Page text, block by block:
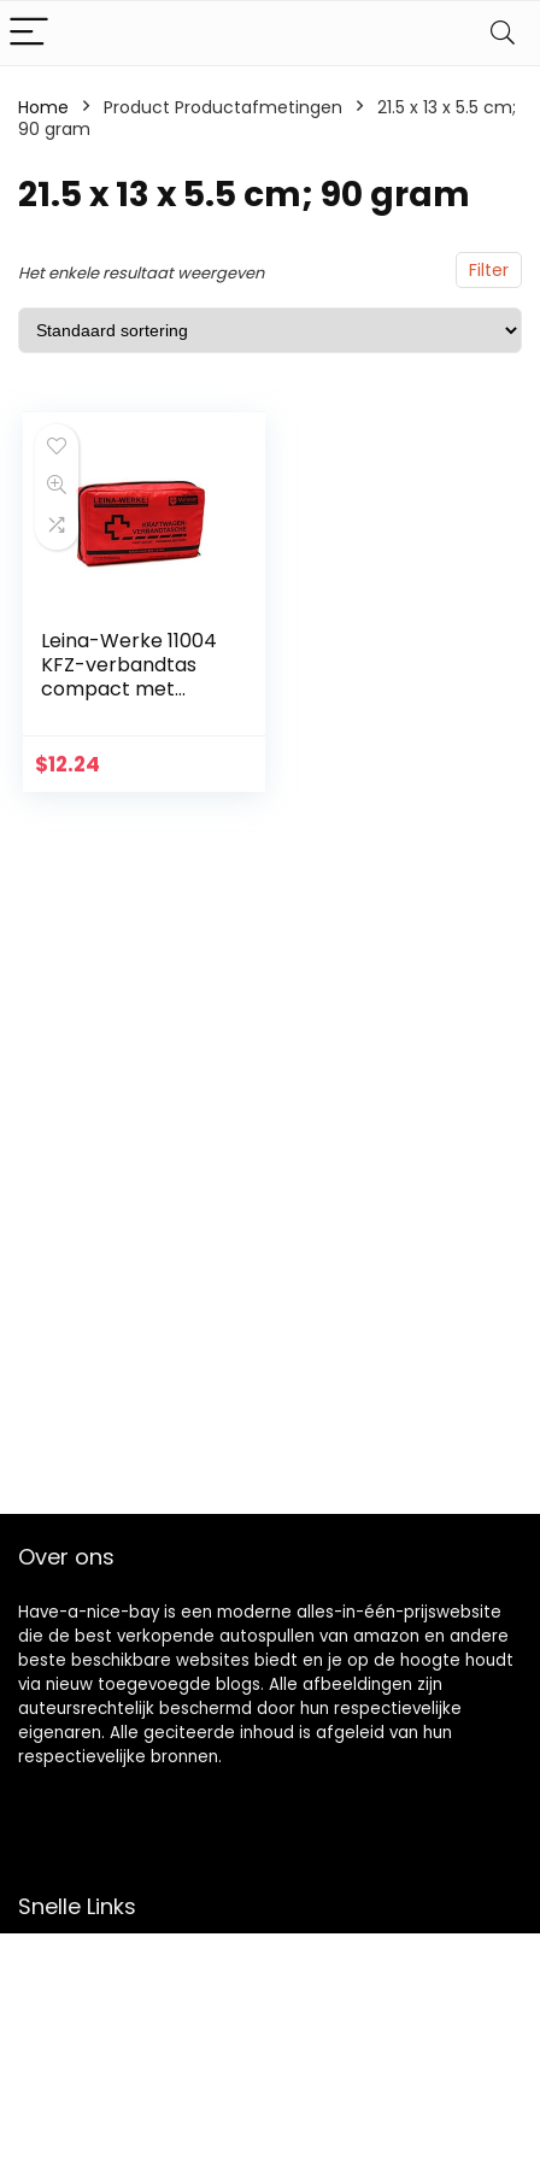
Home Product Productafmetingen
21.5 x 13 x 5.5 cm;
90 gram
21.5 x 13 x 5.5 cm; 90 gram
Filter
Het enkele resultaat weergeven
Leina-Werke 11004
KFZ-verbandtas
compact met
$12.24
Over ons
Have-a-nice-bay is een moderne alles-in-één-prijswebsite
die de best verkopende autospullen van amazon en andere
beste beschikbare websites biedt en je op de hoogte houdt
via nieuw toegevoegde blogs. Alle afbeeldingen zijn
auteursrechtelijk beschermd door hun respectievelijke
eigenaren. Alle geciteerde inhoud is afgeleid van hun
respectievelijke bronnen.
Snelle Links